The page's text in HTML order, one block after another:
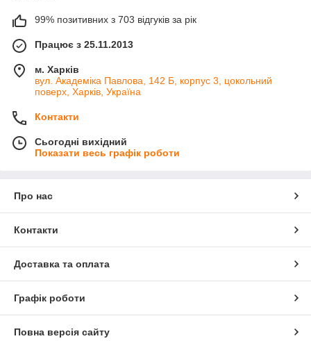
99% позитивних з 703 відгуків за рік
Працює з 25.11.2013
м. Харків
вул. Академіка Павлова, 142 Б, корпус 3, цокольний
поверх, Харків, Україна
Контакти
Сьогодні вихідний
Показати весь графік роботи
Про нас
Контакти
Доставка та оплата
Графік роботи
Повна версія сайту